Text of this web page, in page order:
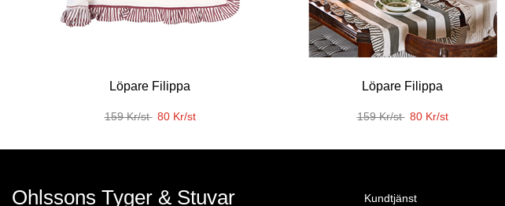
Löpare Filippa
159 Kr/st 80 Kr/st
Löpare Filippa
159 Kr/st 80 Kr/st
Ohlssons Tyger & Stuvar Kundtjänst